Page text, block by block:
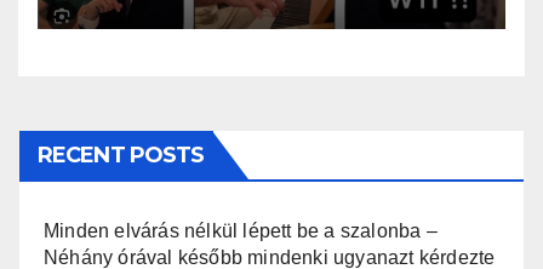
RECENT POSTS
Minden elvárás nélkül lépett be a szalonba –
Néhány órával később mindenki ugyanazt kérdezte